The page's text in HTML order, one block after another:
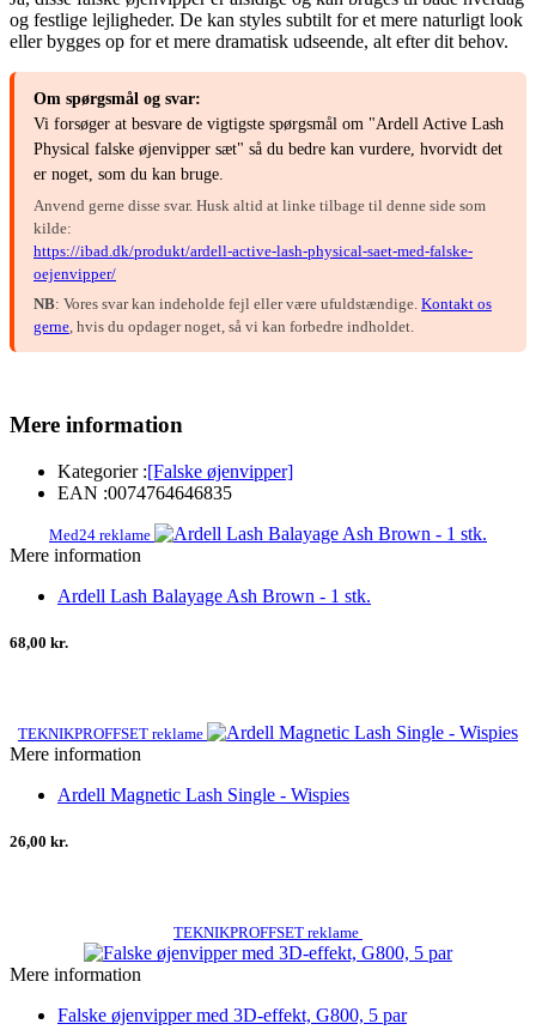
og festlige lejligheder. De kan styles subtilt for et mere naturligt look
eller bygges op for et mere dramatisk udseende, alt efter dit behov.
Om spørgsmål og svar:
Vi forsøger at besvare de vigtigste spørgsmål om "Ardell Active Lash
Physical falske øjenvipper sæt" så du bedre kan vurdere, hvorvidt det
er noget, som du kan bruge.
Anvend gerne disse svar. Husk altid at linke tilbage til denne side som
kilde:
https://ibad.dk/produkt/ardell-active-lash-physical-saet-med-falske-
oejenvipper/
NB: Vores svar kan indeholde fejl eller være ufuldstændige. Kontakt os
gerne , hvis du opdager noget, så vi kan forbedre indholdet.
Mere information
Kategorier :[Falske øjenvipper]
EAN :0074764646835
Med24 reklame
Mere information
Ardell Lash Balayage Ash Brown - 1 stk.
68,00 kr.
TEKNIKPROFFSET reklame
Mere information
Ardell Magnetic Lash Single - Wispies
26,00 kr.
TEKNIKPROFFSET reklame
Mere information
Falske øjenvipper med 3D-effekt, G800, 5 par